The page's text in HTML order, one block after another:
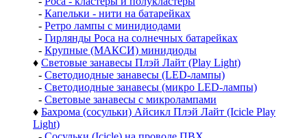
- Капельки - нити на батарейках
- Ретро лампы с минидиодами
- Гирлянды Роса на солнечных батарейках
- Крупные (МАКСИ) минидиоды
♦ Световые занавесы Плэй Лайт (Play Light)
- Светодиодные занавесы (LED-лампы)
- Светодиодные занавесы (микро LED-лампы)
- Световые занавесы с микролампами
♦ Бахрома (сосульки) Айсикл Плэй Лайт (Icicle Play
Light)